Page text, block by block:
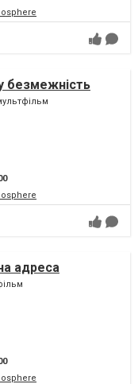
безмежність
адреса